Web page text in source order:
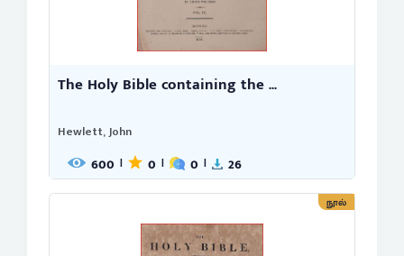
The Holy Bible containing the ...
Hewlett, John
600 | 0 | 0 | 26
நூல்